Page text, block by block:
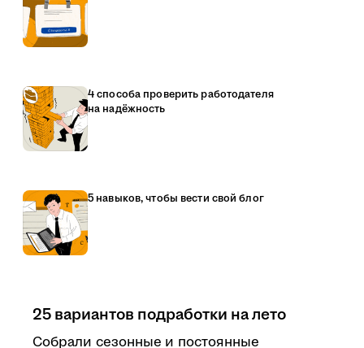
4 способа проверить работодателя
на надёжность
5 навыков, чтобы вести свой блог
25 вариантов подработки на лето
Собрали сезонные и постоянные